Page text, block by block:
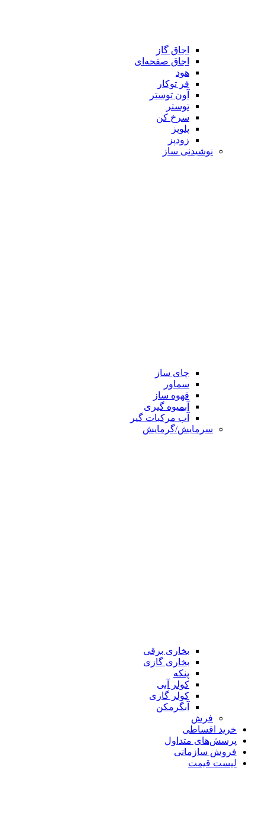
اجاق گاز
اجاق صفحه‌ای
هود
فر توکار
آون توستر
توستر
سرخ کن
پلوپز
زودپز
نوشیدنی‌ ساز
چای ساز
سماور
قهوه ساز
آبمیوه گیری
آب مرکبات گیر
سرمایش/گرمایش
بخاری برقی
بخاری گازی
پنکه
کولر آبی
کولر گازی
آبگرمکن
فرش
خرید اقساطی
پرسش‌های متداول
فروش سازمانی
لیست قیمت